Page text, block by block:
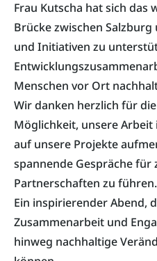
Frau Kutscha hat sich das
Brücke zwischen Salzburg
und Initiativen zu
Menschen vor Ort
Wir danken herzlich für
Möglichkeit, unsere Arbeit
auf unsere Projekte
spannende Gespräche für
Partnerschaften zu führen.
Ein inspirierender Abend,
Zusammenarbeit und
hinweg nachhaltige